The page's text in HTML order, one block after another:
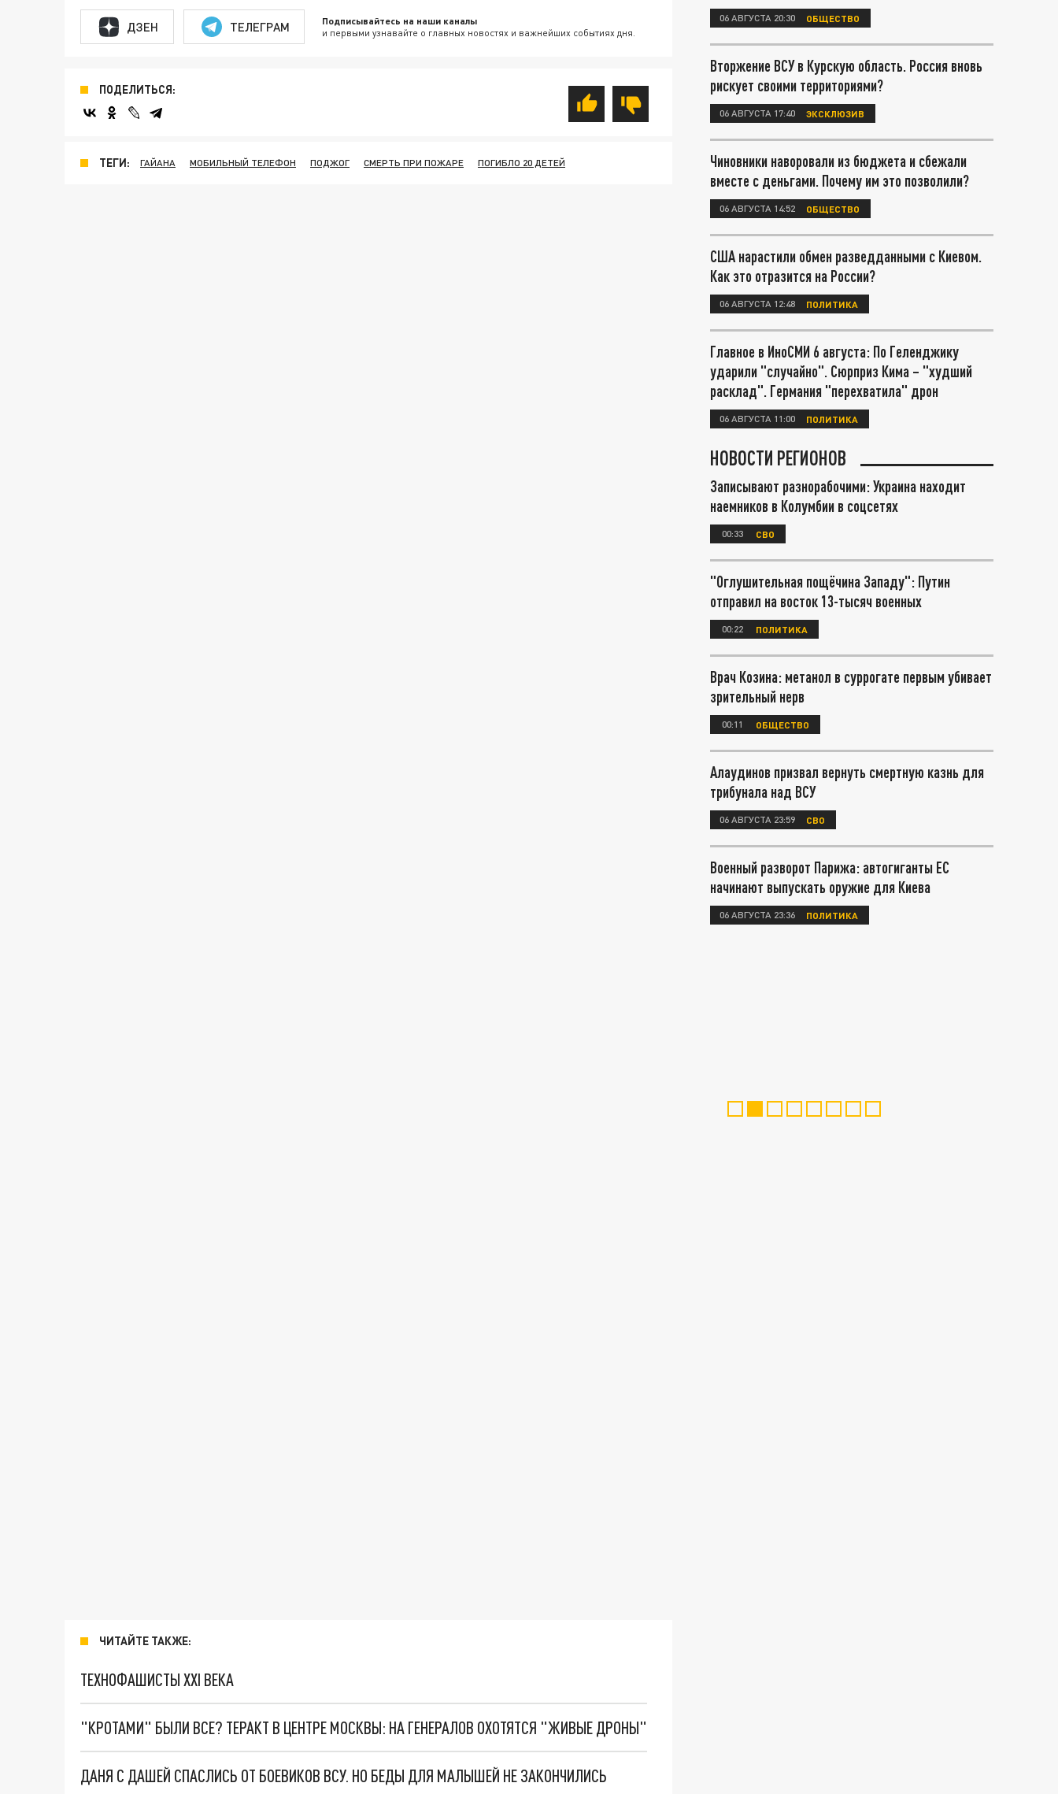
ДЗЕН ТЕЛЕГРАМ Подписывайтесь на наши каналы
и первыми узнавайте о главных новостях и важнейших событиях дня.
ПОДЕЛИТЬСЯ:
ТЕГИ: ГАЙАНА МОБИЛЬНЫЙ ТЕЛЕФОН ПОДЖОГ СМЕРТЬ ПРИ ПОЖАРЕ ПОГИБЛО 20 ДЕТЕЙ
ЧИТАЙТЕ ТАКЖЕ:
ТЕХНОФАШИСТЫ XXI ВЕКА
"КРОТАМИ" БЫЛИ ВСЕ? ТЕРАКТ В ЦЕНТРЕ МОСКВЫ: НА ГЕНЕРАЛОВ ОХОТЯТСЯ "ЖИВЫЕ ДРОНЫ"
ДАНЯ С ДАШЕЙ СПАСЛИСЬ ОТ БОЕВИКОВ ВСУ. НО БЕДЫ ДЛЯ МАЛЫШЕЙ НЕ ЗАКОНЧИЛИСЬ
06 АВГУСТА 20:30 ОБЩЕСТВО
Вторжение ВСУ в Курскую область. Россия вновь
рискует своими территориями?
06 АВГУСТА 17:40 ЭКСКЛЮЗИВ
Чиновники наворовали из бюджета и сбежали
вместе с деньгами. Почему им это позволили?
06 АВГУСТА 14:52 ОБЩЕСТВО
США нарастили обмен разведданными с Киевом.
Как это отразится на России?
06 АВГУСТА 12:48 ПОЛИТИКА
Главное в ИноСМИ 6 августа: По Геленджику
ударили "случайно". Сюрприз Кима – "худший
расклад". Германия "перехватила" дрон
06 АВГУСТА 11:00 ПОЛИТИКА
НОВОСТИ РЕГИОНОВ
Записывают разнорабочими: Украина находит
наемников в Колумбии в соцсетях
00:33 СВО
"Оглушительная пощёчина Западу": Путин
отправил на восток 13-тысяч военных
00:22 ПОЛИТИКА
Врач Козина: метанол в суррогате первым убивает
зрительный нерв
00:11 ОБЩЕСТВО
Алаудинов призвал вернуть смертную казнь для
трибунала над ВСУ
06 АВГУСТА 23:59 СВО
Военный разворот Парижа: автогиганты ЕС
начинают выпускать оружие для Киева
06 АВГУСТА 23:36 ПОЛИТИКА